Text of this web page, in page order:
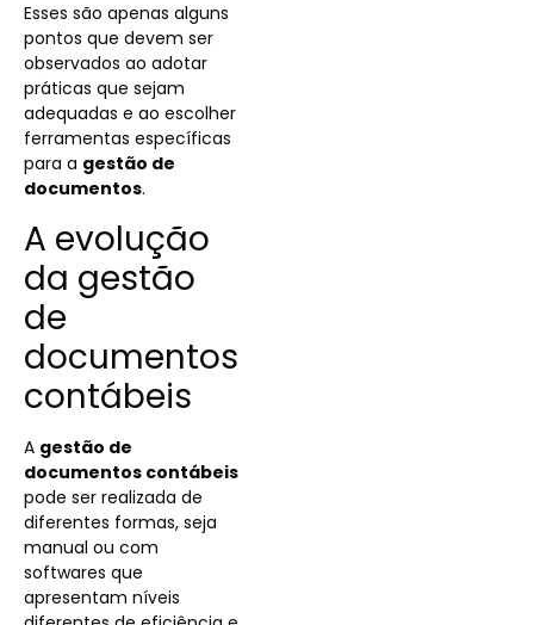
Esses são apenas alguns
pontos que devem ser
observados ao adotar
práticas que sejam
adequadas e ao escolher
ferramentas específicas
para a gestão de
documentos.
A evolução
da gestão
de
documentos
contábeis
A gestão de
documentos contábeis
pode ser realizada de
diferentes formas, seja
manual ou com
softwares que
apresentam níveis